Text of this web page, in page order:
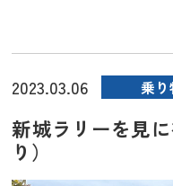
2023.03.06 乗り
新城ラリーを見
り）